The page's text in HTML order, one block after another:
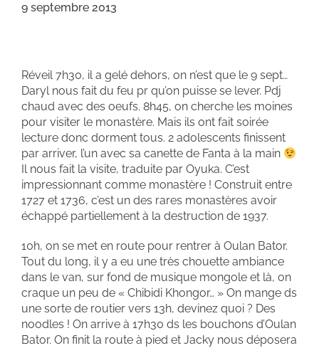
9 septembre 2013
Réveil 7h30, il a gelé dehors, on n’est que le 9 sept…
Daryl nous fait du feu pr qu’on puisse se lever. Pdj
chaud avec des oeufs. 8h45, on cherche les moines
pour visiter le monastère. Mais ils ont fait soirée
lecture donc dorment tous. 2 adolescents finissent
par arriver, l’un avec sa canette de Fanta à la main
Il nous fait la visite, traduite par Oyuka. C’est
impressionnant comme monastère ! Construit entre
1727 et 1736, c’est un des rares monastères avoir
échappé partiellement à la destruction de 1937.
10h, on se met en route pour rentrer à Oulan Bator.
Tout du long, il y a eu une très chouette ambiance
dans le van, sur fond de musique mongole et là, on
craque un peu de « Chibidi Khongor… » On mange ds
une sorte de routier vers 13h, devinez quoi ? Des
noodles ! On arrive à 17h30 ds les bouchons d’Oulan
Bator. On finit la route à pied et Jacky nous déposera